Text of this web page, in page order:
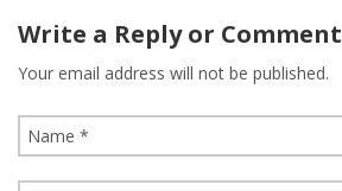
Write a Reply or Comment
Your email address will not be published.